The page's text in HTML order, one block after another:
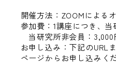
開催方法：ZOOMによる
参加費：1講座につき、当
当研究所非会員：3,000
お申し込み：下記のURL
ページからお申し込みく